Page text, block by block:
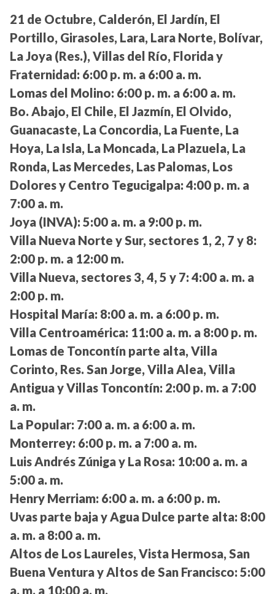
21 de Octubre, Calderón, El Jardín, El
Portillo, Girasoles, Lara, Lara Norte, Bolívar,
La Joya (Res.), Villas del Río, Florida y
Fraternidad: 6:00 p. m. a 6:00 a. m.
Lomas del Molino: 6:00 p. m. a 6:00 a. m.
Bo. Abajo, El Chile, El Jazmín, El Olvido,
Guanacaste, La Concordia, La Fuente, La
Hoya, La Isla, La Moncada, La Plazuela, La
Ronda, Las Mercedes, Las Palomas, Los
Dolores y Centro Tegucigalpa: 4:00 p. m. a
7:00 a. m.
Joya (INVA): 5:00 a. m. a 9:00 p. m.
Villa Nueva Norte y Sur, sectores 1, 2, 7 y 8:
2:00 p. m. a 12:00 m.
Villa Nueva, sectores 3, 4, 5 y 7: 4:00 a. m. a
2:00 p. m.
Hospital María: 8:00 a. m. a 6:00 p. m.
Villa Centroamérica: 11:00 a. m. a 8:00 p. m.
Lomas de Toncontín parte alta, Villa
Corinto, Res. San Jorge, Villa Alea, Villa
Antigua y Villas Toncontín: 2:00 p. m. a 7:00
a. m.
La Popular: 7:00 a. m. a 6:00 a. m.
Monterrey: 6:00 p. m. a 7:00 a. m.
Luis Andrés Zúniga y La Rosa: 10:00 a. m. a
5:00 a. m.
Henry Merriam: 6:00 a. m. a 6:00 p. m.
Uvas parte baja y Agua Dulce parte alta: 8:00
a. m. a 8:00 a. m.
Altos de Los Laureles, Vista Hermosa, San
Buena Ventura y Altos de San Francisco: 5:00
a. m. a 10:00 a. m.